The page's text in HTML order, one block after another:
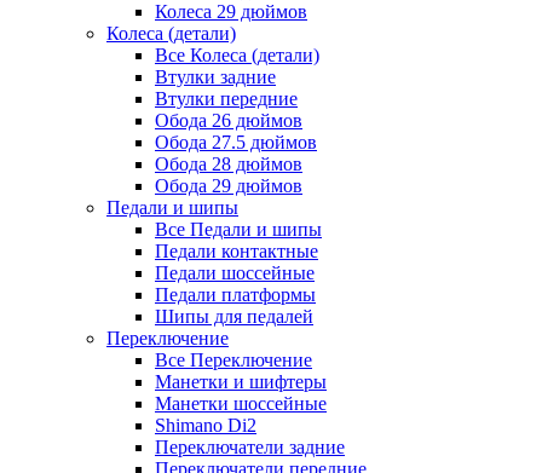
Колеса 29 дюймов
Колеса (детали)
Все Колеса (детали)
Втулки задние
Втулки передние
Обода 26 дюймов
Обода 27.5 дюймов
Обода 28 дюймов
Обода 29 дюймов
Педали и шипы
Все Педали и шипы
Педали контактные
Педали шоссейные
Педали платформы
Шипы для педалей
Переключение
Все Переключение
Манетки и шифтеры
Манетки шоссейные
Shimano Di2
Переключатели задние
Переключатели передние